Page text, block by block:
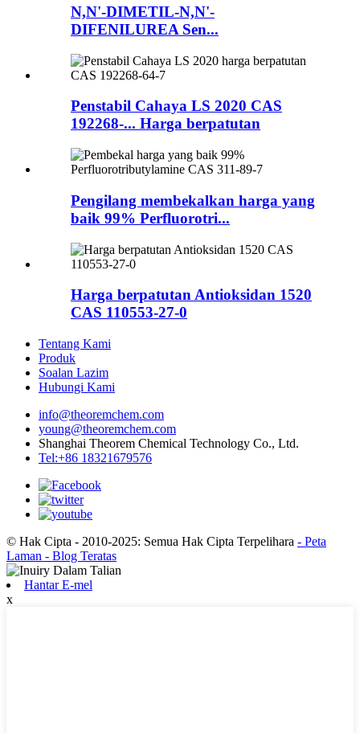
N,N'-DIMETIL-N,N'-
DIFENILUREA Sen...
Penstabil Cahaya LS 2020 CAS
192268-... Harga berpatutan
Pengilang membekalkan harga yang
baik 99% Perfluorotri...
Harga berpatutan Antioksidan 1520
CAS 110553-27-0
Tentang Kami
Produk
Soalan Lazim
Hubungi Kami
info@theoremchem.com
young@theoremchem.com
Shanghai Theorem Chemical Technology Co., Ltd.
Tel:+86 18321679576
© Hak Cipta - 2010-2025: Semua Hak Cipta Terpelihara - Peta
Laman - Blog Teratas
Hantar E-mel
x